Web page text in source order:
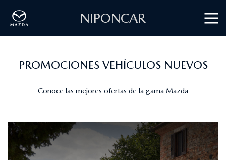
NIPONCAR
PROMOCIONES VEHÍCULOS NUEVOS
Conoce las mejores ofertas de la gama Mazda